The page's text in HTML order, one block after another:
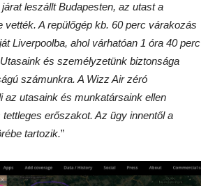
leszállt Budapesten, az utast a
vették. A repülőgép kb. 60 perc várakozás
Liverpoolba, ahol várhatóan 1 óra 40 perc
és személyzetünk biztonsága
számunkra. A Wizz Air zéró
az utasaink és munkatársaink ellen
erőszakot. Az ügy innentől a
tartozik.”